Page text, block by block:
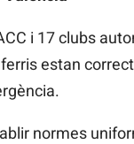
i 17 clubs
estan
normes